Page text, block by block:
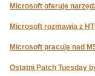
Microsoft oferuje
Microsoft rozmawia z
Microsoft pracuje nad
Ostatni Patch Tuesday